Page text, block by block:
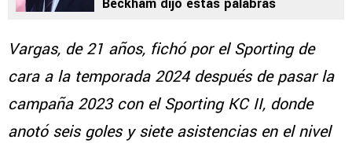
Vargas, de 21 años, fichó por el Sporting de
cara a la temporada 2024 después de pasar la
campaña 2023 con el Sporting KC II, donde
anotó seis goles y siete asistencias en el nivel